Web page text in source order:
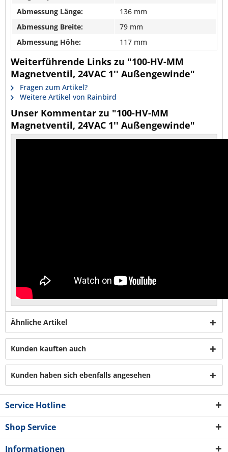
Abmessung Länge:
136 mm
Abmessung Breite:
79 mm
Abmessung Höhe:
117 mm
Weiterführende Links zu "100-HV-MM
Magnetventil, 24VAC 1'' Außengewinde"
Fragen zum Artikel?
Weitere Artikel von Rainbird
Unser Kommentar zu "100-HV-MM
Magnetventil, 24VAC 1'' Außengewinde"
Ähnliche Artikel
Kunden kauften auch
Kunden haben sich ebenfalls angesehen
Service Hotline
Shop Service
Informationen